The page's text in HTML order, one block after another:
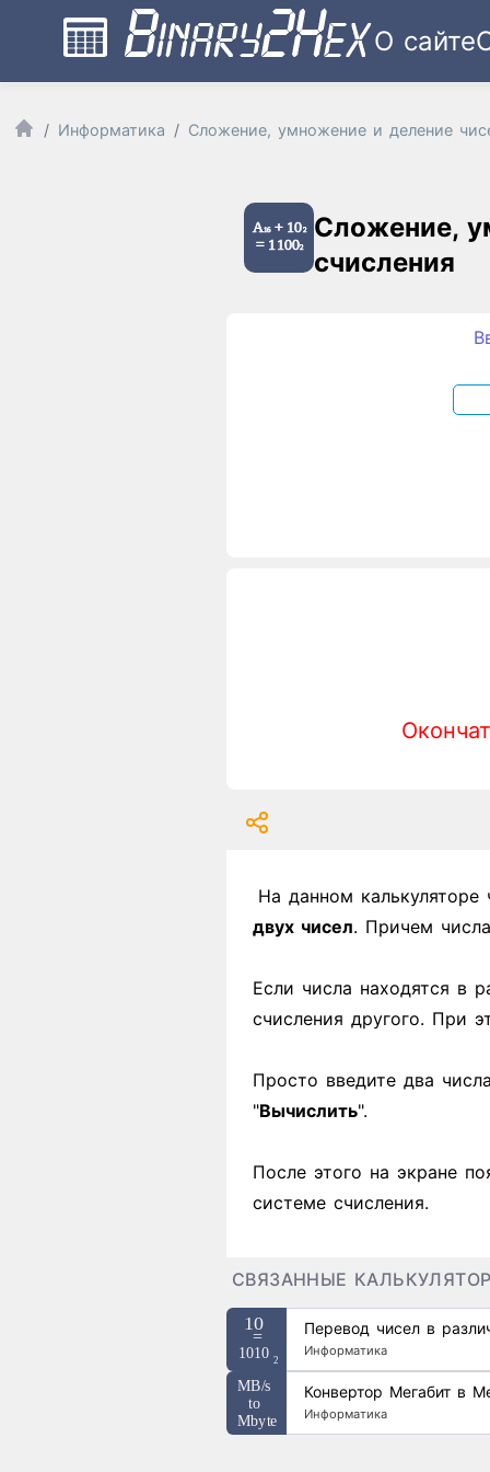
О сайте
Информатика Сложение, умножение и деление
Сложение,
счисления
На данном
двух чисел. Причем
Если числа находятся в
счисления другого. При
Просто введите два
"Вычислить".
После этого на экране
системе счисления.
СВЯЗАННЫЕ
Перевод чисел в
Информатика
Конвертор Мегабит в
Информатика